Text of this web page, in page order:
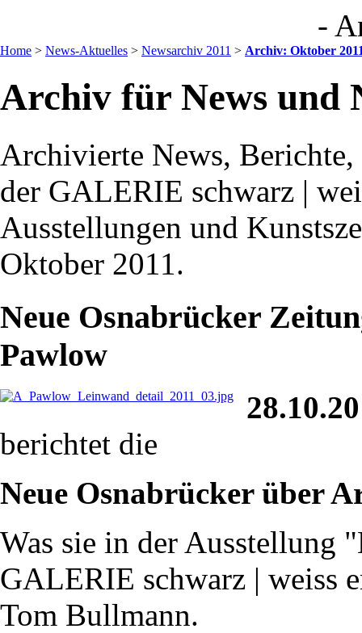
-
Home > News-Aktuelles > Newsarchiv 2011 > Archiv: Oktober
Archiv für News und
Archivierte News,
der GALERIE schwarz |
Ausstellungen und
Oktober 2011.
Neue Osnabrücker
Pawlow
berichtet die
Neue Osnabrücker über
Was sie in der Ausstellung
GALERIE schwarz | weiss
Tom Bullmann.